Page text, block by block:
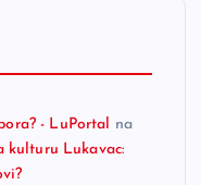
- LuPortal
na
kulturu Lukavac: